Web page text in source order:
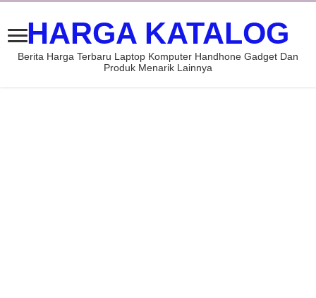
HARGA KATALOG
Berita Harga Terbaru Laptop Komputer Handhone Gadget Dan
Produk Menarik Lainnya